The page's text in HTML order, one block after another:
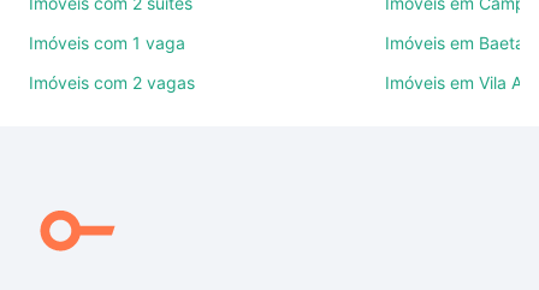
quartos, suítes, com ou sem vaga de garagem para
combinar perfeitamente com o preço, metragem e
festas ou área verde e encontrar Imóveis à venda
Aqui na Loft temos a oferta ideal para você, com
Imóveis com 1 vaga
Imóveis com 2 vagas
Imóveis em Baeta
Imóveis em Vila